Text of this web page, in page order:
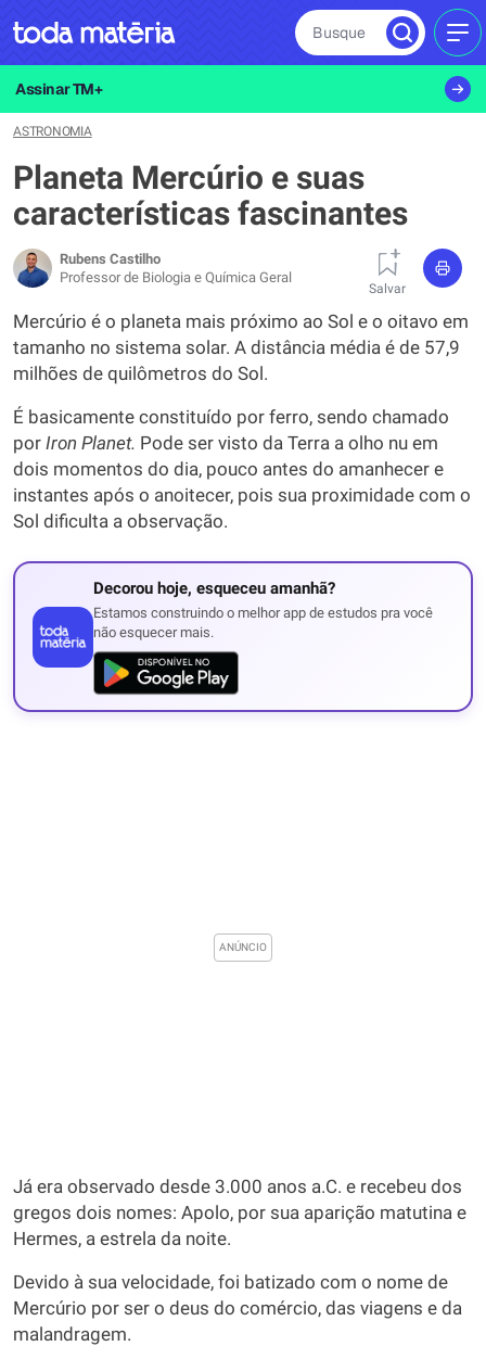
Busque
Assinar TM+
ASTRONOMIA
Planeta Mercúrio e suas
características fascinantes
Rubens Castilho
Professor de Biologia e Química Geral
Salvar
Mercúrio é o planeta mais próximo ao Sol e o oitavo em
tamanho no sistema solar. A distância média é de 57,9
milhões de quilômetros do Sol.
É basicamente constituído por ferro, sendo chamado
por Iron Planet. Pode ser visto da Terra a olho nu em
dois momentos do dia, pouco antes do amanhecer e
instantes após o anoitecer, pois sua proximidade com o
Sol dificulta a observação.
Decorou hoje, esqueceu amanhã?
Estamos construindo o melhor app de estudos pra você
não esquecer mais.
Já era observado desde 3.000 anos a.C. e recebeu dos
gregos dois nomes: Apolo, por sua aparição matutina e
Hermes, a estrela da noite.
Devido à sua velocidade, foi batizado com o nome de
Mercúrio por ser o deus do comércio, das viagens e da
malandragem.